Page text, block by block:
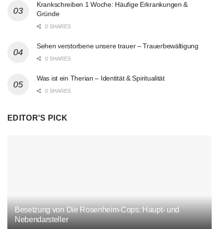
Krankschreiben 1 Woche: Häufige Erkrankungen &
Gründe
0 SHARES
Sehen verstorbene unsere trauer – Trauerbewältigung
0 SHARES
Was ist ein Therian – Identität & Spiritualität
0 SHARES
EDITOR'S PICK
Besetzung von Die Rosenheim-Cops: Haupt- und
Nebendarsteller